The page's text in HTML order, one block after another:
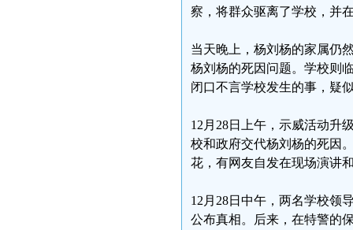
察，将群众驱离了学校，并
当天晚上，杨刘杨的家属仍
杨刘杨的死因问题。学校则
闭口不言学校发生的事，疑
12月28日上午，示威活动升
校和政府交代杨刘杨的死因
花，有网友自发在现场演讲
12月28日中午，两名学校领
公布真相。后来，在特警的